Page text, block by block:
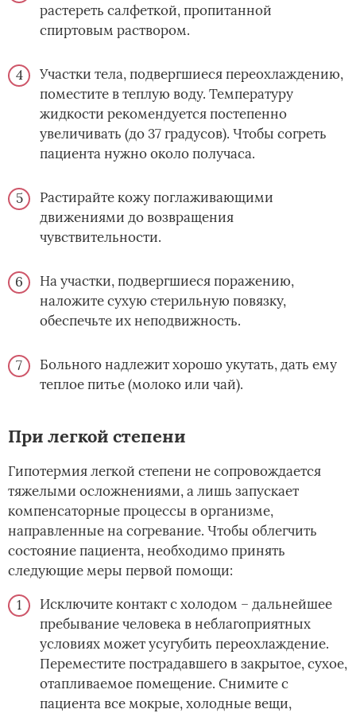
растереть салфеткой, пропитанной
спиртовым раствором.
Участки тела, подвергшиеся переохлаждению,
поместите в теплую воду. Температуру
жидкости рекомендуется постепенно
увеличивать (до 37 градусов). Чтобы согреть
пациента нужно около получаса.
Растирайте кожу поглаживающими
движениями до возвращения
чувствительности.
На участки, подвергшиеся поражению,
наложите сухую стерильную повязку,
обеспечьте их неподвижность.
Больного надлежит хорошо укутать, дать ему
теплое питье (молоко или чай).
При легкой степени
Гипотермия легкой степени не сопровождается
тяжелыми осложнениями, а лишь запускает
компенсаторные процессы в организме,
направленные на согревание. Чтобы облегчить
состояние пациента, необходимо принять
следующие меры первой помощи:
Исключите контакт с холодом – дальнейшее
пребывание человека в неблагоприятных
условиях может усугубить переохлаждение.
Переместите пострадавшего в закрытое, сухое,
отапливаемое помещение. Снимите с
пациента все мокрые, холодные вещи,